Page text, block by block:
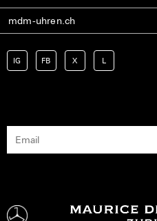
mdm-uhren.ch
IG FB X L